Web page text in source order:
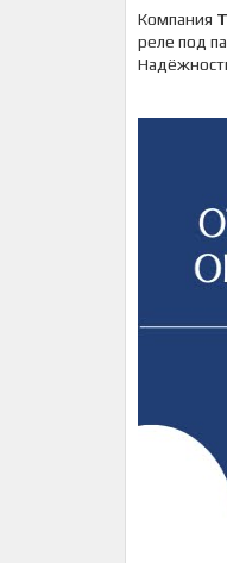
Компания
реле под